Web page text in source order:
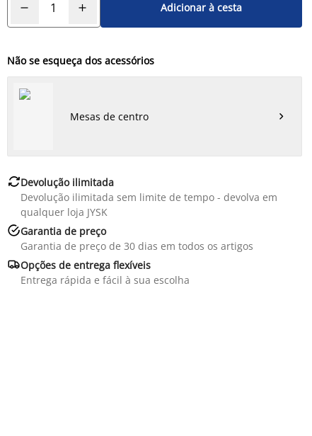
Adicionar à cesta
Não se esqueça dos acessórios
Mesas de centro 
Devolução ilimitada
Devolução ilimitada sem limite de tempo - devolva em
qualquer loja JYSK
Garantia de preço
Garantia de preço de 30 dias em todos os artigos
Opções de entrega flexíveis
Entrega rápida e fácil à sua escolha